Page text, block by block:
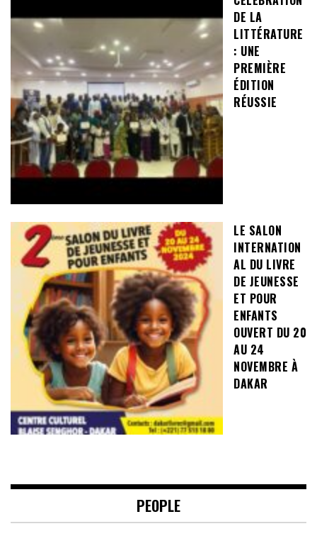
DE LA
LITTÉRATURE
: UNE
PREMIÈRE
ÉDITION
RÉUSSIE
LE SALON
INTERNATION
AL DU LIVRE
DE JEUNESSE
ET POUR
ENFANTS
OUVERT DU 20
AU 24
NOVEMBRE À
DAKAR
PEOPLE